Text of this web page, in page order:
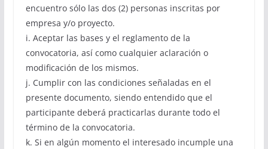
encuentro sólo las dos (2) personas inscritas por
empresa y/o proyecto.
i. Aceptar las bases y el reglamento de la
convocatoria, así como cualquier aclaración o
modificación de los mismos.
j. Cumplir con las condiciones señaladas en el
presente documento, siendo entendido que el
participante deberá practicarlas durante todo el
término de la convocatoria.
k. Si en algún momento el interesado incumple una